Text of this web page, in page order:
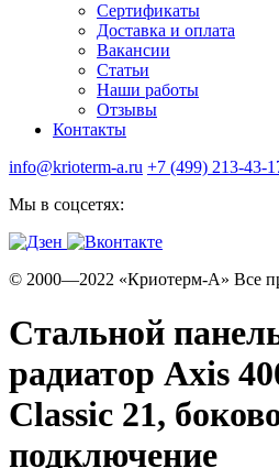
Сертификаты
Доставка и оплата
Вакансии
Статьи
Наши работы
Отзывы
Контакты
info@krioterm-a.ru +7 (499) 213-43-
Мы в соцсетях:
© 2000—2022 «Криотерм-А» Все
Стальной
радиатор Axis
Classic 21,
подключение